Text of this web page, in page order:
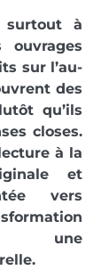
surtout à
sur l’au-
des
qu’ils
closes.
à la
et
vers
une